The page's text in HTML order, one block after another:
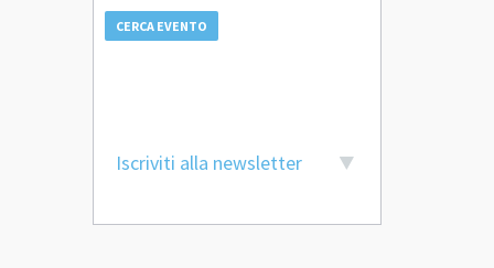
CERCA EVENTO
Iscriviti alla newsletter